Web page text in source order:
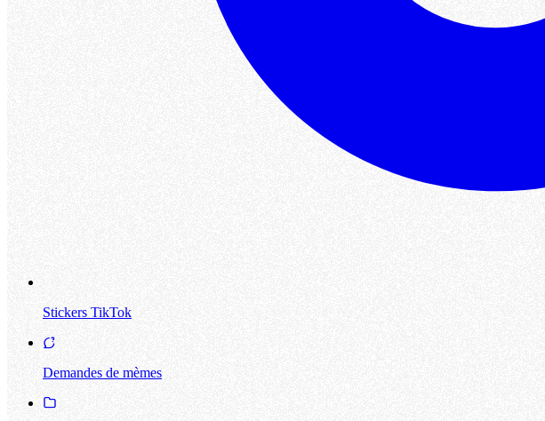
Stickers TikTok
Demandes de mèmes